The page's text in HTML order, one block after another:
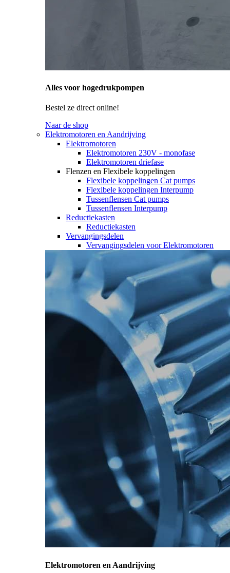
Alles voor hogedrukpompen
Bestel ze direct online!
Naar de shop
Elektromotoren en Aandrijving
Elektromotoren
Elektromotoren 230V - monofase
Elektromotoren driefase
Flenzen en Flexibele koppelingen
Flexibele koppelingen Cat pumps
Flexibele koppelingen Interpump
Tussenflensen Cat pumps
Tussenflensen Interpump
Reductiekasten
Reductiekasten
Vervangingsdelen
Vervangingsdelen voor Elektromotoren
Elektromotoren en Aandrijving